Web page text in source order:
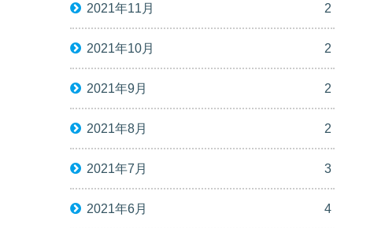
2021年11月 2
2021年10月 2
2021年9月 2
2021年8月 2
2021年7月 3
2021年6月 4